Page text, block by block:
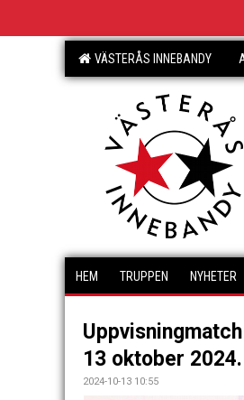
VÄSTERÅS INNEBANDY
HEM TRUPPEN NYHETER
13 oktober 2024.
2024-10-13 10:55